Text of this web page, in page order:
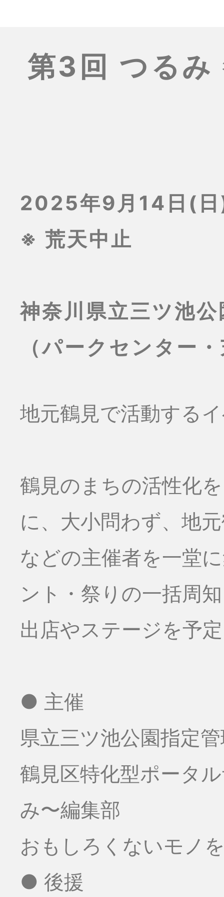
第3回 つる
2025年9月14日(
※ 荒天中止
神奈川県立三ツ池公
（パークセンター
地元鶴見で活動する
鶴見のまちの活性化
に、大小問わず、地
などの主催者を一堂
ント・祭りの一括周
出店やステージを予
● 主催
県立三ツ池公園指定
鶴見区特化型ポータ
み〜編集部
おもしろくないモノ
● 後援